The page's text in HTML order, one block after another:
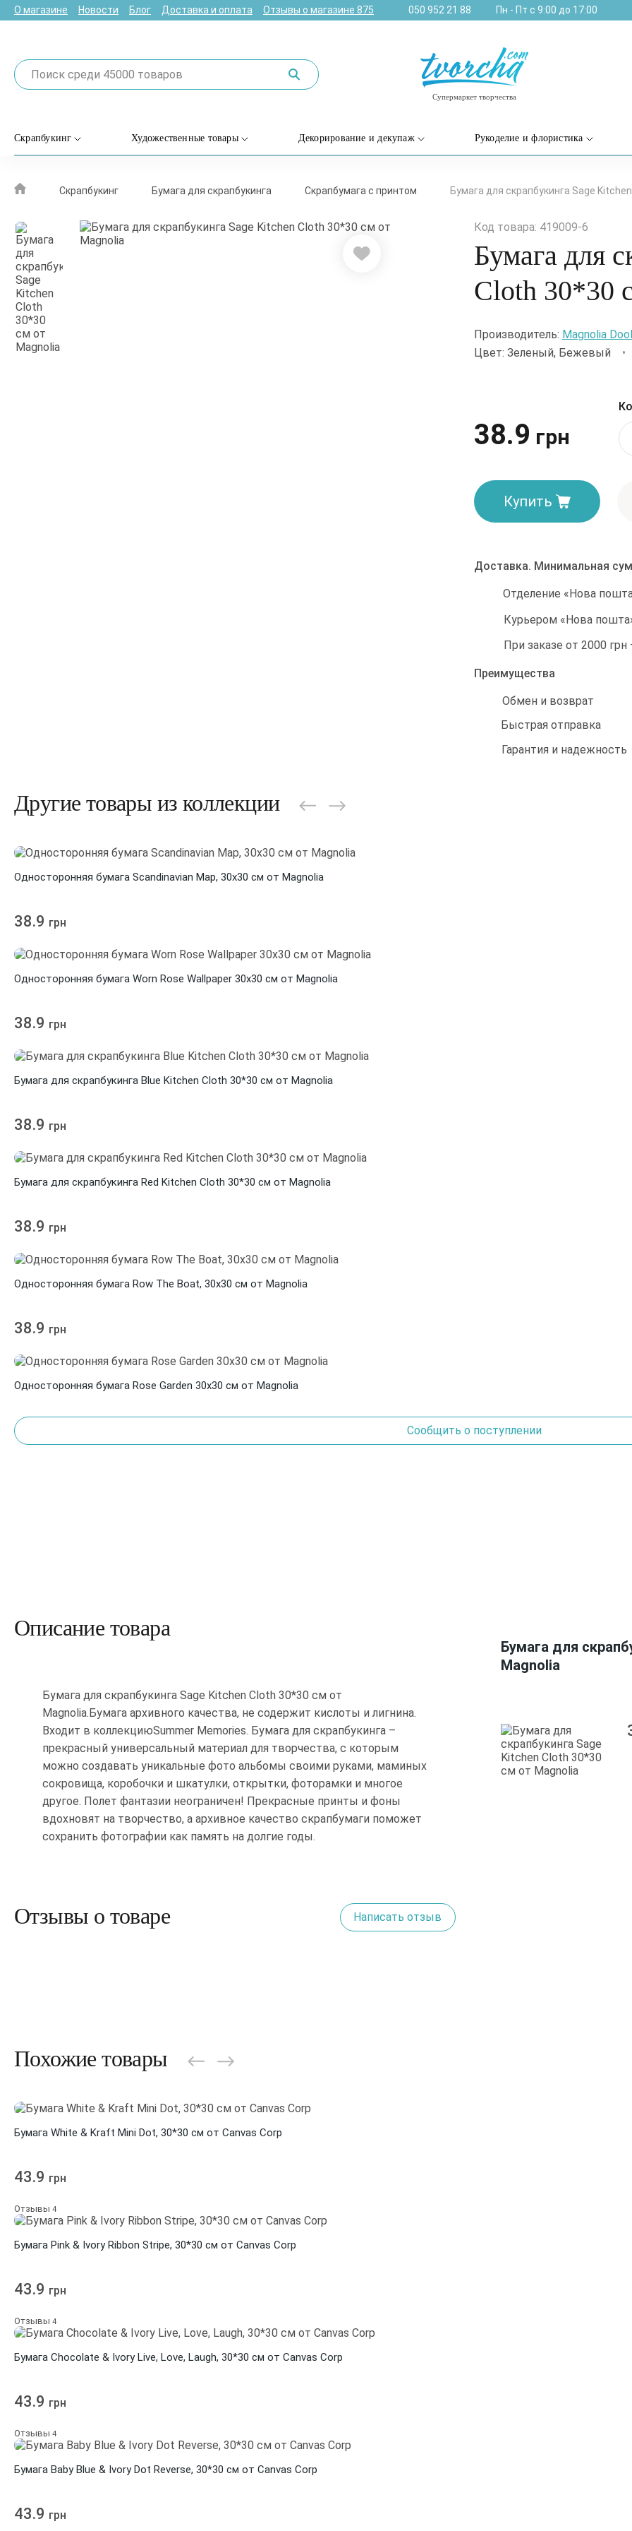
О магазине Новости Блог Доставка и оплата Отзывы о магазине 875 050 952 21 88 Пн - Пт с 9:00 до 17:00
Супермаркет творчества
Скрапбукинг Художественные товары Декорирование и декупаж Рукоделие и флористика
Скрапбукинг Бумага для скрапбукинга Скрапбумага с принтом Бумага для скрапбукинга Sage
Код товара: 419009-6
Бумага для
Cloth 30*30
Производитель: Magnolia
Цвет: Зеленый, Бежевый
•
38.9 грн
Купить
Доставка. Минимальная
Отделение «Нова
Курьером «Нова
При заказе от 2000 грн
Преимущества
Обмен и возврат
Быстрая отправка
Гарантия и надежность
Другие товары из коллекции
Односторонняя бумага Scandinavian Map, 30х30 см от Magnolia
38.9 грн
Односторонняя бумага Worn Rose Wallpaper 30х30 см от Magnolia
38.9 грн
Бумага для скрапбукинга Blue Kitchen Cloth 30*30 см от Magnolia
38.9 грн
Бумага для скрапбукинга Red Kitchen Cloth 30*30 см от Magnolia
38.9 грн
Односторонняя бумага Row The Boat, 30х30 см от Magnolia
38.9 грн
Односторонняя бумага Rose Garden 30х30 см от Magnolia
Сообщить о поступлении
Описание товара
Бумага для скрапбукинга Sage Kitchen Cloth 30*30 см от
Magnolia.Бумага архивного качества, не содержит кислоты и лигнина.
Входит в коллекциюSummer Memories. Бумага для скрапбукинга –
прекрасный универсальный материал для творчества, с которым
можно создавать уникальные фото альбомы своими руками, маминых
сокровища, коробочки и шкатулки, открытки, фоторамки и многое
другое. Полет фантазии неограничен! Прекрасные принты и фоны
вдохновят на творчество, а архивное качество скрапбумаги поможет
сохранить фотографии как память на долгие годы.
Отзывы о товаре Написать отзыв
Бумага для
Magnolia
Похожие товары
Бумага White & Kraft Mini Dot, 30*30 см от Canvas Corp
43.9 грн
Отзывы 4
Бумага Pink & Ivory Ribbon Stripe, 30*30 см от Canvas Corp
43.9 грн
Отзывы 4
Бумага Chocolate & Ivory Live, Love, Laugh, 30*30 см от Canvas Corp
43.9 грн
Отзывы 4
Бумага Baby Blue & Ivory Dot Reverse, 30*30 см от Canvas Corp
43.9 грн